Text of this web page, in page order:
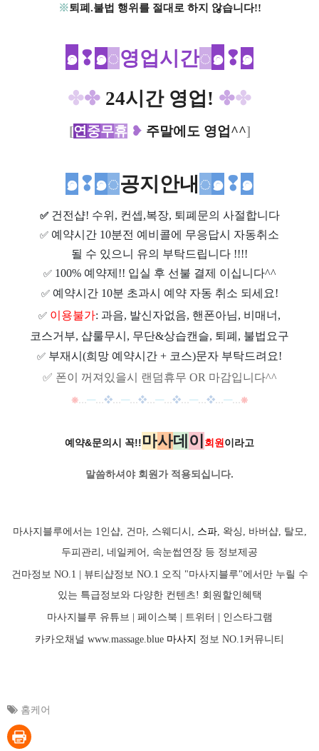
※퇴폐.불법 행위를 절대로 하지 않습니다!!
๑❢๑◌영업시간◌​๑❢๑
✤✤ 24시간 영업! ✤✤
[연 중무휴 ❥ 주말에도 영업^^]
๑❢๑◌공지안내 ◌๑❢๑
✅ 건전샵! 수위, 컨셉,복장, 퇴폐문의 사절합니다
✅ 예약시간 10분전 예비콜에 무응답시 자동취소
될 수 있으니 유의 부탁드립니다 !!!!
✅ 100% 예약제!! 입실 후 선불 결제 이십니다^^
✅ 예약시간 10분 초과시 예약 자동 취소 되세요!
✅ 이용불가: 과음, 발신자없음, 핸폰아님, 비매너,
코스거부, 샵룰무시, 무단&상습캔슬, 퇴폐, 불법요구
✅ 부재시(희망 예약시간 + 코스)문자 부탁드려요!
✅ 폰이 꺼져있을시 랜덤휴무 OR 마감입니다^^
❋…━…❖…━…❖…━…❖…━…❖…━…❋
예약&문의시 꼭!!마사데 이 회원 이라고
말씀하셔야 회원가 적용되십니다.
마사지블루에서는 1인샵, 건마, 스웨디시, 스파, 왁싱, 바버샵, 탈모,
두피관리, 네일케어, 속눈썹연장 등 정보제공
건마정보 NO.1 | 뷰티샵정보 NO.1 오직 "마사지블루"에서만 누릴 수
있는 특급정보와 다양한 컨텐츠! 회원할인혜택
마사지블루 유튜브 | 페이스북 | 트위터 | 인스타그램
카카오채널 www.massage.blue 마사지 정보 NO.1커뮤니티
홈케어